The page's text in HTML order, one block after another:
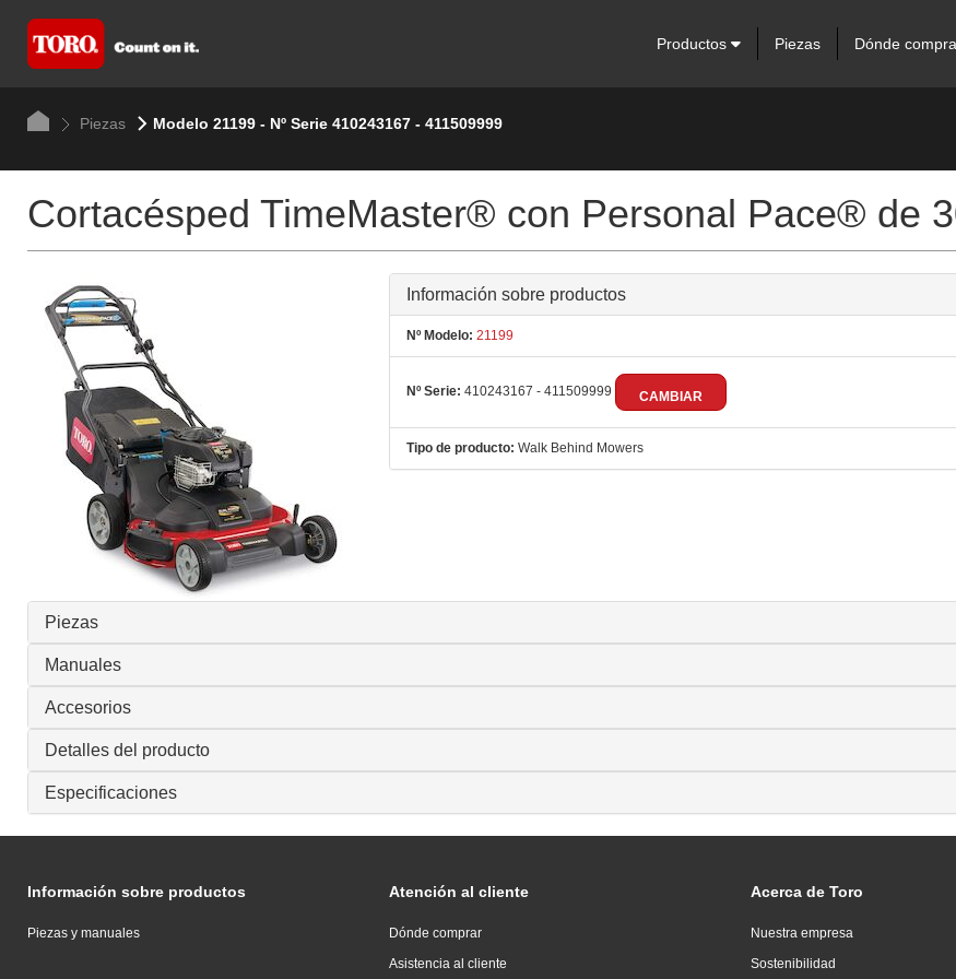
Productos Piezas Dónde
Piezas Modelo 21199 - Nº Serie 410243167 - 411509999
Cortacésped TimeMaster® con Personal Pace® de
Información sobre productos
Nº Modelo: 21199
Nº Serie: 410243167 - 411509999 CAMBIAR
Tipo de producto: Walk Behind Mowers
Piezas
Manuales
Accesorios
Detalles del producto
Especificaciones
Información sobre productos
Piezas y manuales
Atención al cliente
Dónde comprar
Asistencia al cliente
Acerca de Toro
Nuestra empresa
Sostenibilidad